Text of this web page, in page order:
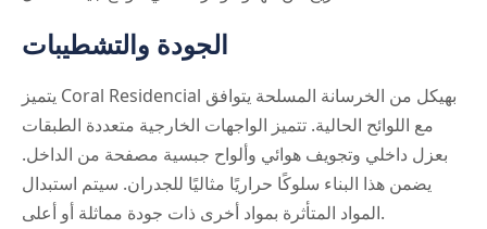
الجودة والتشطيبات
يتميز Coral Residencial بهيكل من الخرسانة المسلحة يتوافق
مع اللوائح الحالية. تتميز الواجهات الخارجية متعددة الطبقات
بعزل داخلي وتجويف هوائي وألواح جبسية مصفحة من الداخل.
يضمن هذا البناء سلوكًا حراريًا مثاليًا للجدران. سيتم استبدال
المواد المتأثرة بمواد أخرى ذات جودة مماثلة أو أعلى.